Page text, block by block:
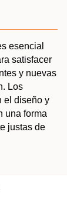
esencial
satisfacer
y nuevas
Los
el diseño y
una forma
justas de